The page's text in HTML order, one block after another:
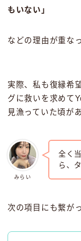
もいない」
などの理由が重な
実際、私も復縁希
グに救いを求めて
見漁っていた頃が
みらい
全く
ら、
次の項目にも繋が